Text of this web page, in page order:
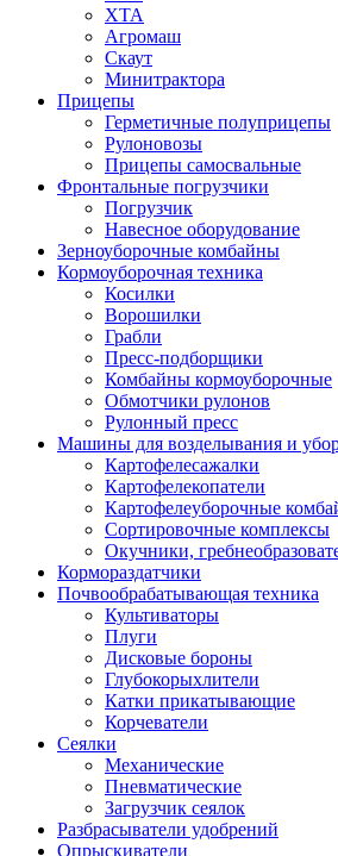
ХТА
Агромаш
Скаут
Минитрактора
Прицепы
Герметичные полуприцепы
Рулоновозы
Прицепы самосвальные
Фронтальные погрузчики
Погрузчик
Навесное оборудование
Зерноуборочные комбайны
Кормоуборочная техника
Косилки
Ворошилки
Грабли
Пресс-подборщики
Комбайны кормоуборочные
Обмотчики рулонов
Рулонный пресс
Машины для возделывания и
Картофелесажалки
Картофелекопатели
Картофелеуборочные
Сортировочные комплексы
Окучники,
Кормораздатчики
Почвообрабатывающая техника
Культиваторы
Плуги
Дисковые бороны
Глубокорыхлители
Катки прикатывающие
Корчеватели
Сеялки
Механические
Пневматические
Загрузчик сеялок
Разбрасыватели удобрений
Опрыскиватели